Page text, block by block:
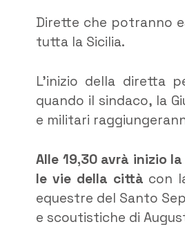
Dirette che potranno
tutta la Sicilia.
L’inizio della diretta
quando il sindaco, la
e militari
Alle 19,30 avrà inizio
le vie della città con
equestre del Santo
e scoutistiche di